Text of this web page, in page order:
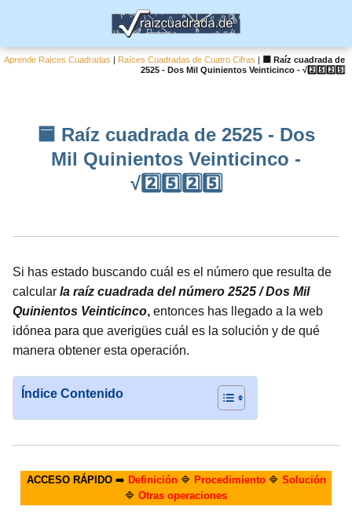
Aprende Raíces Cuadradas | Raíces Cuadradas de Cuatro Cifras |
🟦 Raíz cuadrada de
2525 - Dos Mil Quinientos Veinticinco - √2️⃣5️⃣2️⃣5️⃣
🟦 Raíz cuadrada de 2525 - Dos
Mil Quinientos Veinticinco -
√2️⃣5️⃣2️⃣5️⃣
Si has estado buscando cuál es el número que resulta de
calcular la raíz cuadrada del número 2525 / Dos Mil
Quinientos Veinticinco, entonces has llegado a la web
idónea para que averigües cuál es la solución y de qué
manera obtener esta operación.
Índice Contenido
ACCESO RÁPIDO➡️ Definición🔷 Procedimiento🔷 Solución
🔷 Otras operaciones